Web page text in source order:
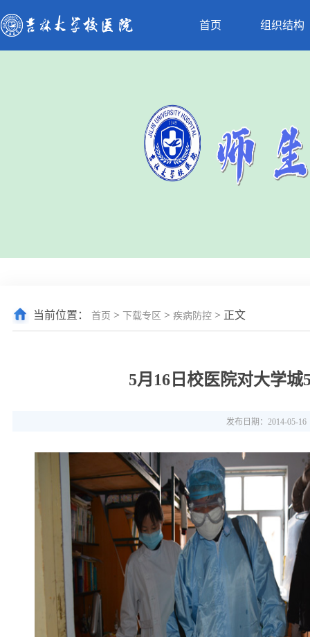
首页 组织结构
当前位置： 首页 > 下载专区 > 疾病防控 > 正文
5月16日校医院对大学
发布日期：2014-05-16